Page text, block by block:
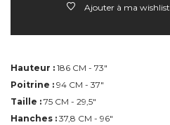
Ajouter à ma wishlist
Hauteur : 186 CM - 73"
Poitrine : 94 CM - 37"
Taille : 75 CM - 29,5"
Hanches : 37,8 CM - 96"